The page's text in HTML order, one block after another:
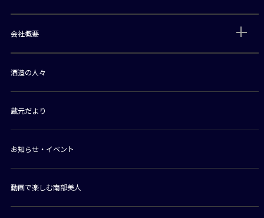
会社概要
酒造の人々
蔵元だより
お知らせ・イベント
動画で楽しむ南部美人